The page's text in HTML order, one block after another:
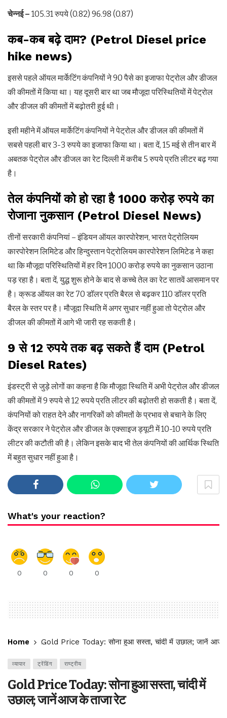
चेन्नई – 105.31 रुपये (0.82) 96.98 (0.87)
कब-कब बढ़े दाम? (Petrol Diesel price
hike news)
इससे पहले ऑयल मार्केटिंग कंपनियों ने 90 पैसे का इजाफा पेट्रोल और डीजल
की कीमतों में किया था। यह दूसरी बार था जब मौजूदा परिस्थितियों में पेट्रोल
और डीजल की कीमतों में बढ़ोतरी हुई थी।
इसी महीने में ऑयल मार्केटिंग कंपनियों ने पेट्रोल और डीजल की कीमतों में
सबसे पहली बार 3-3 रुपये का इजाफा किया था। बता दें, 15 मई से तीन बार में
अबतक पेट्रोल और डीजल का रेट दिल्ली में करीब 5 रुपये प्रति लीटर बढ़ गया
है।
तेल कंपनियों को हो रहा है 1000 करोड़ रुपये का
रोजाना नुकसान (Petrol Diesel News)
तीनों सरकारी कंपनियां – इंडियन ऑयल कारपोरेशन, भारत पेट्रोलियम
कारपोरेशन लिमिटेड और हिन्दुस्तान पेट्रोलियम कारपोरेशन लिमिटेड ने कहा
था कि मौजूदा परिस्थितियों में हर दिन 1000 करोड़ रुपये का नुकसान उठाना
पड़ रहा है। बता दें, युद्ध शुरू होने के बाद से कच्चे तेल का रेट सातवें आसमान पर
है। क्रूड ऑयल का रेट 70 डॉलर प्रति बैरल से बढ़कर 110 डॉलर प्रति
बैरल के स्तर पर है। मौजूदा स्थिति में अगर सुधार नहीं हुआ तो पेट्रोल और
डीजल की कीमतों में आगे भी जारी रह सकती है।
9 से 12 रुपये तक बढ़ सकते हैं दाम (Petrol
Diesel Rates)
इंडस्ट्री से जुड़े लोगों का कहना है कि मौजूदा स्थिति में अभी पेट्रोल और डीजल
की कीमतों में 9 रुपये से 12 रुपये प्रति लीटर की बढ़ोतरी हो सकती है। बता दें,
कंपनियों को राहत देने और नागरिकों को कीमतों के प्रभाव से बचाने के लिए
केंद्र सरकार ने पेट्रोल और डीजल के एक्साइज ड्यूटी में 10-10 रुपये प्रति
लीटर की कटौती की है। लेकिन इसके बाद भी तेल कंपनियों की आर्थिक स्थिति
में बहुत सुधार नहीं हुआ है।
What's your reaction?
0 0 0 0
Home Gold Price Today: सोना हुआ सस्ता, चांदी में उछाल; जानें आज
व्यापार ट्रेंडिंग राष्ट्रीय
Gold Price Today: सोना हुआ सस्ता, चांदी में
उछाल; जानें आज के ताजा रेट